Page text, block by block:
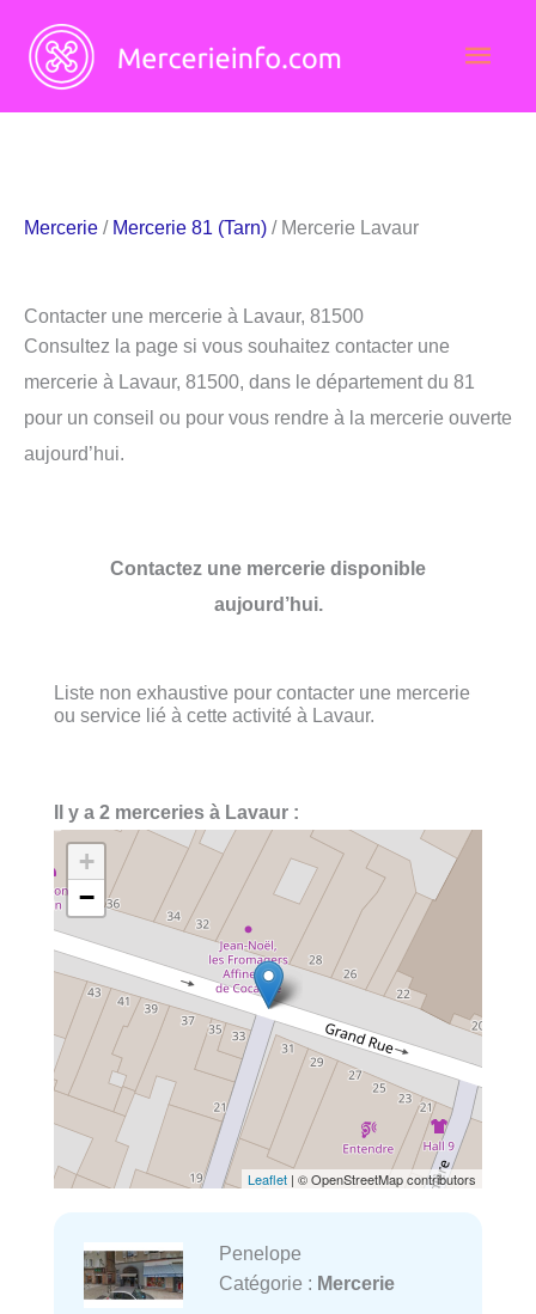
contenu
Mercerie / Mercerie 81 (Tarn) / Mercerie Lavaur
Contacter une mercerie à Lavaur, 81500
Consultez la page si vous souhaitez contacter une
mercerie à Lavaur, 81500, dans le département du 81
pour un conseil ou pour vous rendre à la mercerie ouverte
aujourd’hui.
Contactez une mercerie disponible
aujourd’hui.
Liste non exhaustive pour contacter une mercerie
ou service lié à cette activité à Lavaur.
Il y a 2 merceries à Lavaur :
+
−
Leaflet | © OpenStreetMap contributors
Penelope
Catégorie : Mercerie